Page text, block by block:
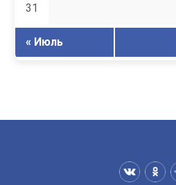
31
« Июль